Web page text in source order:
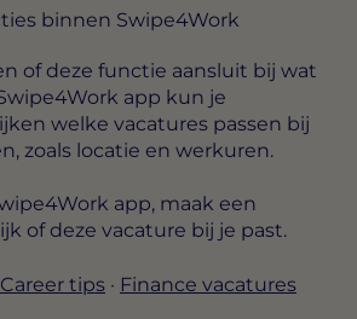
binnen Swipe4Work
of deze functie aansluit bij wat
app kun je
welke vacatures passen bij
zoals locatie en werkuren.
app, maak een
of deze vacature bij je past.
Career tips · Finance vacatures